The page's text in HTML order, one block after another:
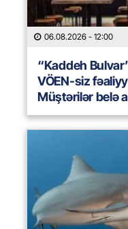
06.08.2026 - 12:00
“Kaddeh
VÖEN-siz
Müştərilər belə